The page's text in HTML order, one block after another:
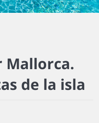
Mallorca.
de la isla